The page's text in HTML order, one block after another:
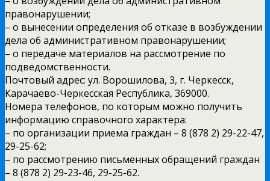
правонарушении;
– о вынесении определения об отказе в возбуждении
дела об административном правонарушении;
– о передаче материалов на рассмотрение по
подведомственности.
Почтовый адрес: ул. Ворошилова, 3, г. Черкесск,
Карачаево-Черкесская Республика, 369000.
Номера телефонов, по которым можно получить
информацию справочного характера:
– по организации приема граждан – 8 (878 2) 29-22-47,
29-25-62;
– по рассмотрению письменных обращений граждан
– 8 (878 2) 29-23-46, 29-25-62.